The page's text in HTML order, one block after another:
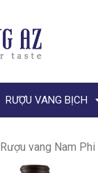
RƯỢU VANG BỊCH
Rượu vang Nam Phi